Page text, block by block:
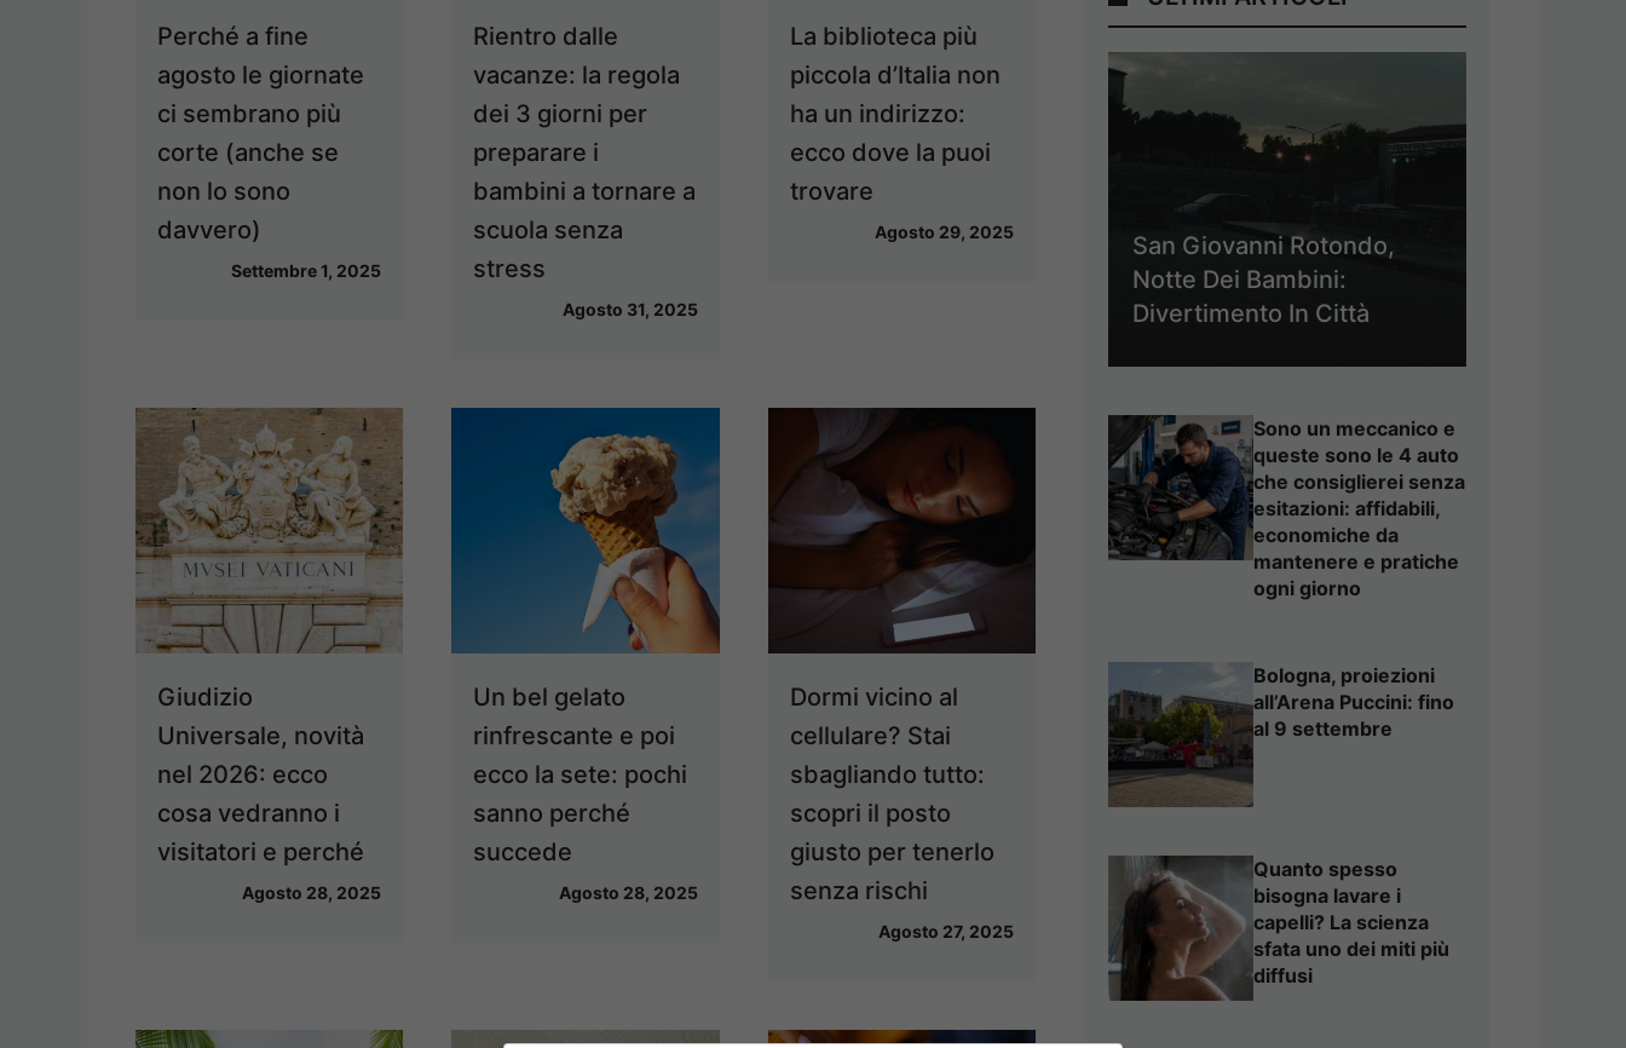
Perché a fine
agosto le giornate
ci sembrano più
corte (anche se
non lo sono
davvero)
Settembre 1, 2025
Rientro dalle
vacanze: la regola
dei 3 giorni per
preparare i
bambini a tornare a
scuola senza
stress
Agosto 31, 2025
La biblioteca più
piccola d’Italia non
ha un indirizzo:
ecco dove la puoi
trovare
Agosto 29, 2025
Giudizio
Universale, novità
nel 2026: ecco
cosa vedranno i
visitatori e perché
Agosto 28, 2025
Un bel gelato
rinfrescante e poi
ecco la sete: pochi
sanno perché
succede
Agosto 28, 2025
Dormi vicino al
cellulare? Stai
sbagliando tutto:
scopri il posto
giusto per tenerlo
senza rischi
Agosto 27, 2025
San Giovanni Rotondo,
Notte Dei Bambini:
Divertimento In Città
Sono un meccanico e
queste sono le 4 auto
che consiglierei senza
esitazioni: affidabili,
economiche da
mantenere e pratiche
ogni giorno
Bologna, proiezioni
all’Arena Puccini: fino
al 9 settembre
Quanto spesso
bisogna lavare i
capelli? La scienza
sfata uno dei miti più
diffusi